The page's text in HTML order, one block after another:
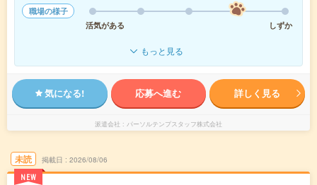
職場の様子
活気がある
しずか
もっと見る
気になる! 応募へ進む 詳しく見る
派遣会社 パーソルテンプスタッフ株式会社
未読
NEW
掲載日 2026/08/06